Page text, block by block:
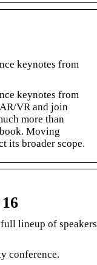
keynotes from
keynotes from
VR and join
more than
Moving
its broader scope.
full lineup of speakers
conference.